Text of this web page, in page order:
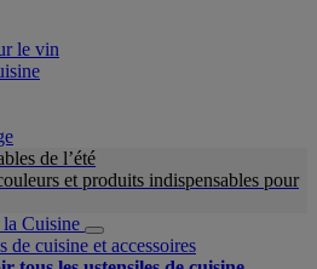
le vin
de l’été
et produits indispensables pour
la Cuisine
de cuisine et accessoires